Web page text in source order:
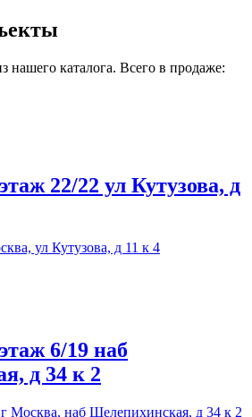
нашего каталога. Всего в продаже:
22/22 ул Кутузова, д
ул Кутузова, д 11 к 4
6/19 наб
д 34 к 2
Москва, наб Шелепихинская, д 34 к 2